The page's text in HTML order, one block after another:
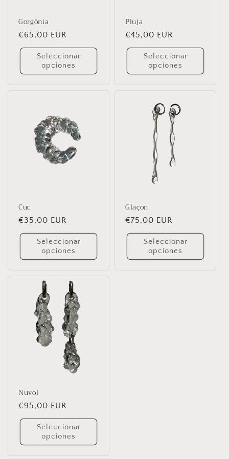
Gorgònia
Precio
habitual
€65,00 EUR
Seleccionar
opciones
Pluja
Precio
habitual
€45,00 EUR
Seleccionar
opciones
Cuc
Precio
habitual
€35,00 EUR
Seleccionar
opciones
Glaçon
Precio
habitual
€75,00 EUR
Seleccionar
opciones
Nuvol
Precio
habitual
€95,00 EUR
Seleccionar
opciones